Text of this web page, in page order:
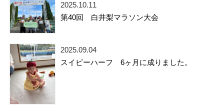
2025.10.11
第40回 白井梨マラソン大会
2025.09.04
スイピーハーフ 6ヶ月に成りました。